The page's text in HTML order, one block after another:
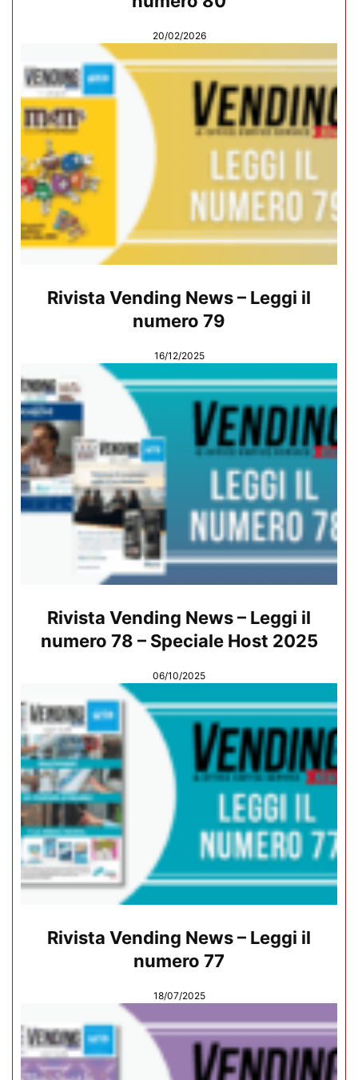
20/02/2026
Rivista Vending News – Leggi il
numero 79
16/12/2025
Rivista Vending News – Leggi il
numero 78 – Speciale Host 2025
06/10/2025
Rivista Vending News – Leggi il
numero 77
18/07/2025